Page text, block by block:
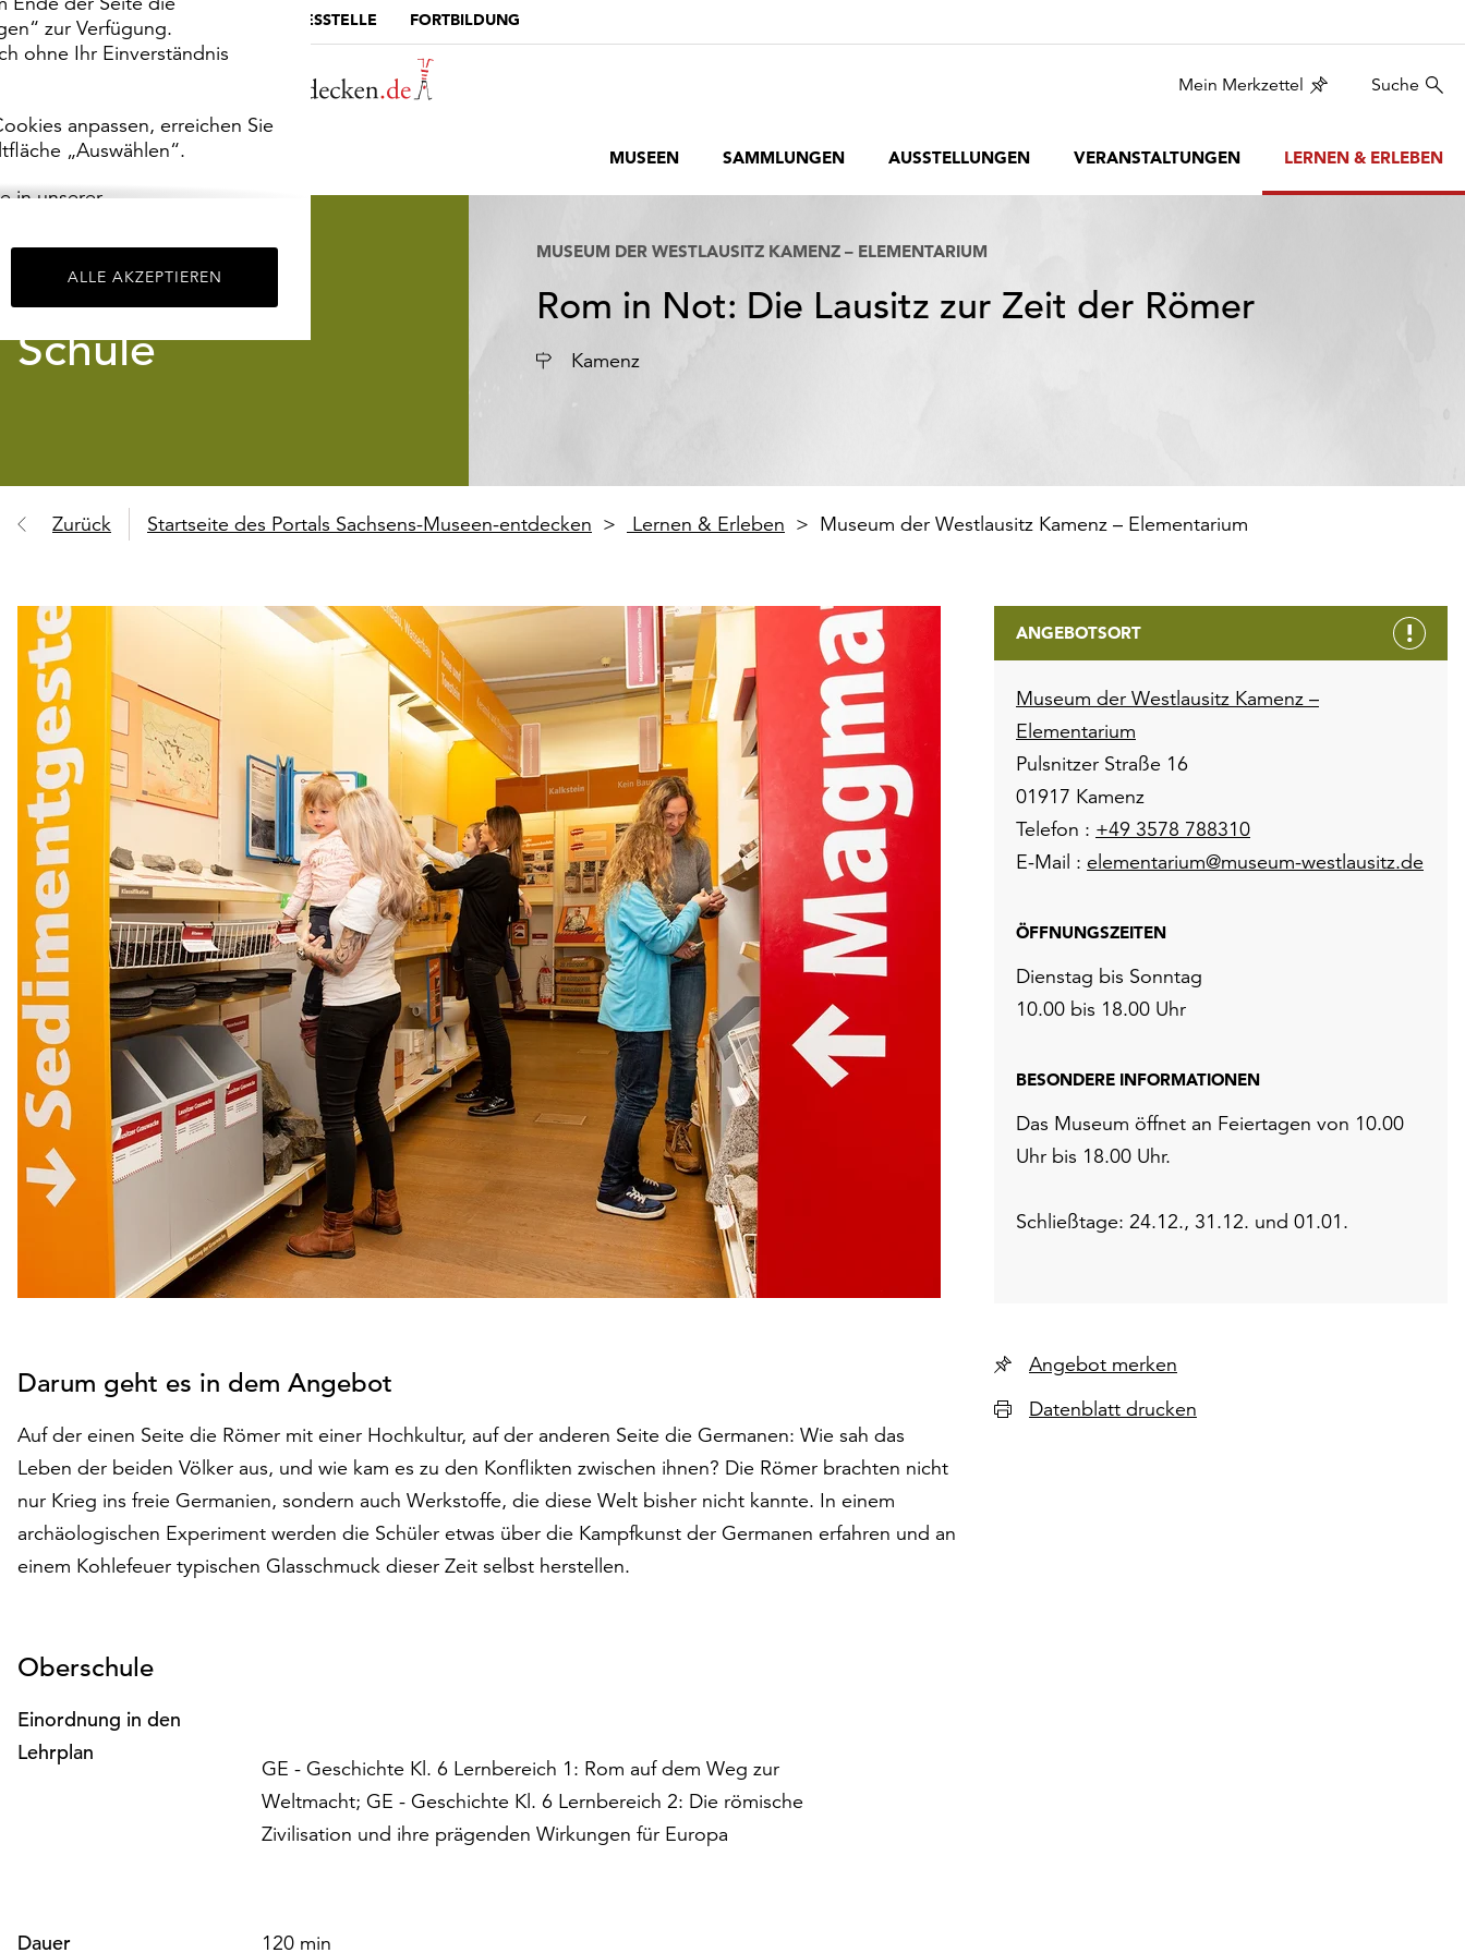
zur Verfügung.
ohne Ihr Einverständnis
anpassen, erreichen Sie
„Auswählen“.
in unserer
ALLE AKZEPTIEREN
MUSEUMSPORTAL DIE LANDESSTELLE FORTBILDUNG
Mein Merkzettel Suche
MUSEEN SAMMLUNGEN AUSSTELLUNGEN VERANSTALTUNGEN LERNEN & ERLEBEN
Schule
MUSEUM DER WESTLAUSITZ KAMENZ – ELEMENTARIUM
Rom in Not: Die Lausitz zur Zeit der Römer
Ort Kamenz
Zurück Startseite des Portals Sachsens-Museen-entdecken Lernen & Erleben Museum der Westlausitz Kamenz – Elementarium
Darum geht es in dem Angebot
Auf der einen Seite die Römer mit einer Hochkultur, auf der anderen Seite die Germanen: Wie sah das
Leben der beiden Völker aus, und wie kam es zu den Konflikten zwischen ihnen? Die Römer brachten nicht
nur Krieg ins freie Germanien, sondern auch Werkstoffe, die diese Welt bisher nicht kannte. In einem
archäologischen Experiment werden die Schüler etwas über die Kampfkunst der Germanen erfahren und an
einem Kohlefeuer typischen Glasschmuck dieser Zeit selbst herstellen.
Oberschule
Einordnung in den
Lehrplan
GE - Geschichte Kl. 6 Lernbereich 1: Rom auf dem Weg zur
Weltmacht; GE - Geschichte Kl. 6 Lernbereich 2: Die römische
Zivilisation und ihre prägenden Wirkungen für Europa
Dauer
120 min
ANGEBOTSORT
Museum der Westlausitz Kamenz –
Elementarium
Pulsnitzer Straße 16
01917 Kamenz
Telefon : +49 3578 788310
E-Mail : elementarium@museum-westlausitz.de
ÖFFNUNGSZEITEN
Dienstag bis Sonntag
10.00 bis 18.00 Uhr
BESONDERE INFORMATIONEN
Das Museum öffnet an Feiertagen von 10.00
Uhr bis 18.00 Uhr.
Schließtage: 24.12., 31.12. und 01.01.
Angebot merken
Datenblatt drucken